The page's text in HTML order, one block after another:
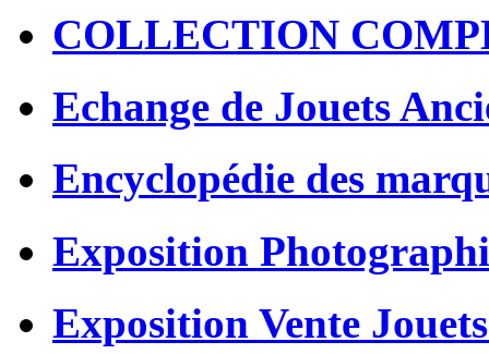
COLLECTION
Echange de Jouets
Encyclopédie des
Exposition
Exposition Vente